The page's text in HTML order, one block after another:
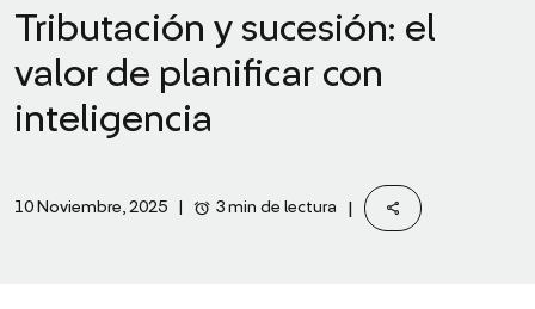
Tributación y sucesión: el
valor de planificar con
inteligencia
10 Noviembre, 2025 alarm 3 min de lectura | share